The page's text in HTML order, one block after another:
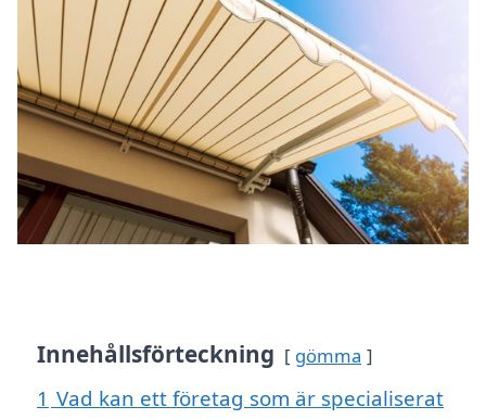
Innehållsförteckning gömma
1 Vad kan ett företag som är specialiserat